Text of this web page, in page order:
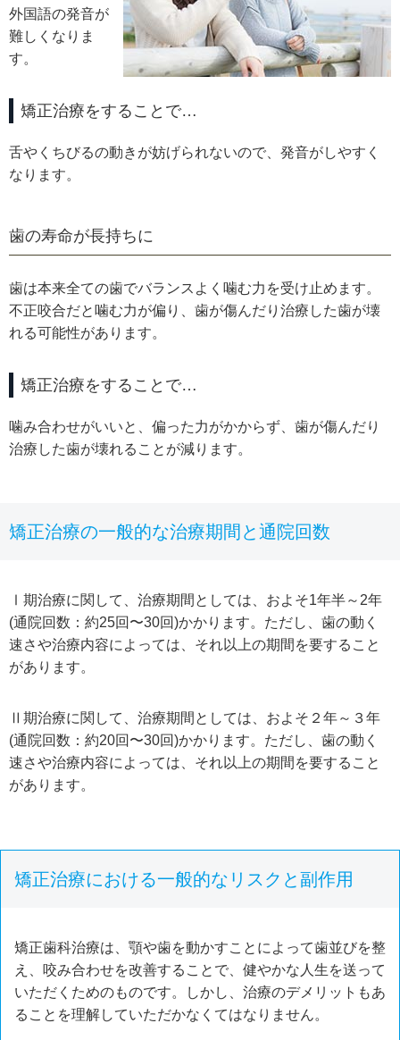
外国語の発音が
難しくなりま
す。
矯正治療をすることで…
舌やくちびるの動きが妨げられないので、発音がしやすく
なります。
歯の寿命が長持ちに
歯は本来全ての歯でバランスよく噛む力を受け止めます。
不正咬合だと噛む力が偏り、歯が傷んだり治療した歯が壊
れる可能性があります。
矯正治療をすることで…
噛み合わせがいいと、偏った力がかからず、歯が傷んだり
治療した歯が壊れることが減ります。
矯正治療の一般的な治療期間と通院回数
Ⅰ期治療に関して、治療期間としては、およそ1年半～2年
(通院回数：約25回〜30回)かかります。ただし、歯の動く
速さや治療内容によっては、それ以上の期間を要すること
があります。
Ⅱ期治療に関して、治療期間としては、およそ２年～３年
(通院回数：約20回〜30回)かかります。ただし、歯の動く
速さや治療内容によっては、それ以上の期間を要すること
があります。
矯正治療における一般的なリスクと副作用
矯正歯科治療は、顎や歯を動かすことによって歯並びを整
え、咬み合わせを改善することで、健やかな人生を送って
いただくためのものです。しかし、治療のデメリットもあ
ることを理解していただかなくてはなりません。